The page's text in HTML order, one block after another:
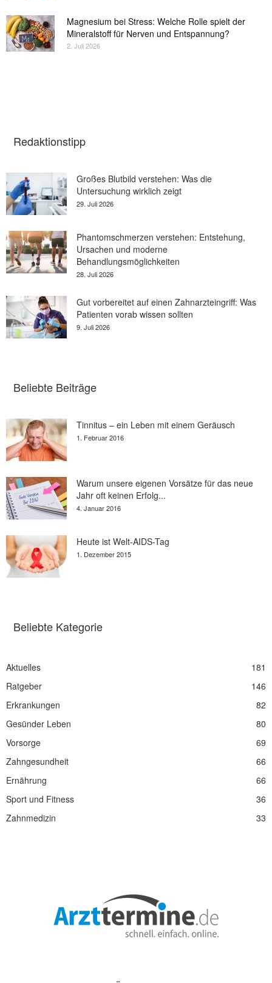
Magnesium bei Stress: Welche Rolle spielt der
Mineralstoff für Nerven und Entspannung?
2. Juli 2026
Redaktionstipp
Großes Blutbild verstehen: Was die
Untersuchung wirklich zeigt
29. Juli 2026
Phantomschmerzen verstehen: Entstehung,
Ursachen und moderne
Behandlungsmöglichkeiten
28. Juli 2026
Gut vorbereitet auf einen Zahnarzteingriff: Was
Patienten vorab wissen sollten
9. Juli 2026
Beliebte Beiträge
Tinnitus – ein Leben mit einem Geräusch
1. Februar 2016
Warum unsere eigenen Vorsätze für das neue
Jahr oft keinen Erfolg...
4. Januar 2016
Heute ist Welt-AIDS-Tag
1. Dezember 2015
Beliebte Kategorie
Aktuelles
181
Ratgeber
146
Erkrankungen
82
Gesünder Leben
80
Vorsorge
69
Zahngesundheit
66
Ernährung
66
Sport und Fitness
36
Zahnmedizin
33